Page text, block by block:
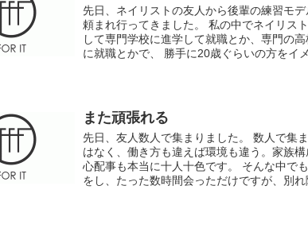
先日、ネイリストの友人から後輩の練習モ
頼まれ行ってきました。 私の中でネイリス
して専門学校に進学して就職とか、専門の
に就職とかで、 勝手に20歳ぐらいの方をイ
また頑張れる
先日、友人数人で集まりました。 数人で集
はなく、働き方も違えば環境も違う。家族
心配事も本当に十人十色です。 そんな中で
をし、たった数時間会っただけですが、別れ